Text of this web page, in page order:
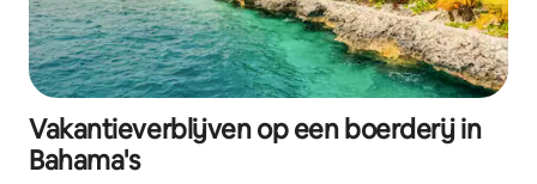
Vakantieverblijven op een boerderij in
Bahama's